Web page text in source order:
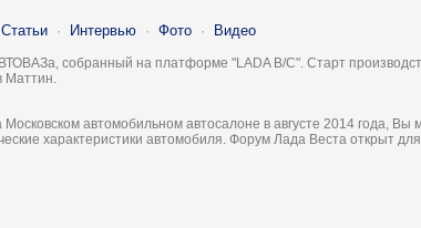
Статьи · Интервью · Фото · Видео
собранный на платформе "LADA B/C". Старт
Маттин.
автомобильном автосалоне в августе 2014 года,
характеристики автомобиля. Форум Лада Веста открыт